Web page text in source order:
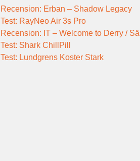
Recension: Erban – Shadow Legacy
Test: RayNeo Air 3s Pro
Recension: IT – Welcome to Derry /
Test: Shark ChillPill
Test: Lundgrens Koster Stark